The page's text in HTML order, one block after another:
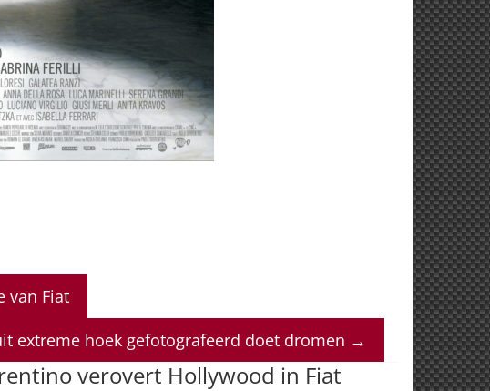
van Fiat
extreme hoek gefotografeerd doet dromen →
verovert Hollywood in Fiat